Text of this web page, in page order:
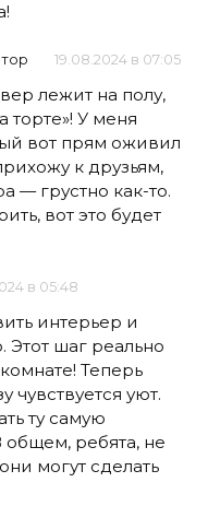
19.08.2024 в 07:05
лежит на полу,
торте»! У меня
вот прям оживил
к друзьям,
— грустно как-то.
вот это будет
в 05:48
интерьер и
Этот шаг реально
Теперь
уют.
ту самую
общем, ребята, не
могут сделать